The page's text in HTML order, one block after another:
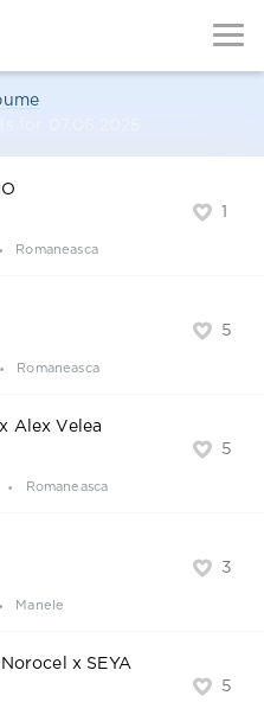
1
Romaneasca
5
Romaneasca
5
Alex Velea
Romaneasca
3
Manele
5
x SEYA